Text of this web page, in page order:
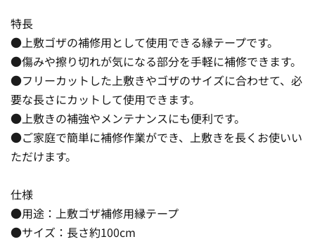
特長
●上敷ゴザの補修用として使用できる縁テープです。
●傷みや擦り切れが気になる部分を手軽に補修できます。
●フリーカットした上敷きやゴザのサイズに合わせて、必
要な長さにカットして使用できます。
●上敷きの補強やメンテナンスにも便利です。
●ご家庭で簡単に補修作業ができ、上敷きを長くお使いい
ただけます。
仕様
●用途：上敷ゴザ補修用縁テープ
●サイズ：長さ約100cm